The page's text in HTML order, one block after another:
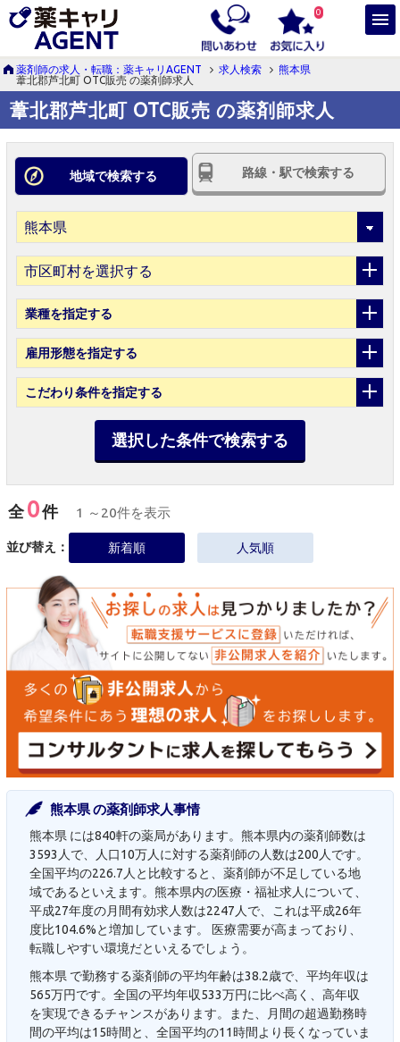
0
薬剤師の求人・転職：薬キャリAGENT 求人検索
熊本県
葦北郡芦北町 OTC販売 の薬剤師求人
葦北郡芦北町 OTC販売 の薬剤師求人
地域で検索する 路線・駅で検索する
市区町村を選択する
業種を指定する
雇用形態を指定する
こだわり条件を指定する
選択した条件で検索する
全0件 1 ～20件を表示
並び替え： 新着順 人気順
熊本県 の薬剤師求人事情
熊本県 には840軒の薬局があります。熊本県内の薬剤師数は
3593人で、人口10万人に対する薬剤師の人数は200人です。
全国平均の226.7人と比較すると、薬剤師が不足している地
域であるといえます。熊本県内の医療・福祉求人について、
平成27年度の月間有効求人数は2247人で、これは平成26年
度比104.6%と増加しています。 医療需要が高まっており、
転職しやすい環境だといえるでしょう。
熊本県 で勤務する薬剤師の平均年齢は38.2歳で、平均年収は
565万円です。全国の平均年収533万円に比べ高く、高年収
を実現できるチャンスがあります。また、月間の超過勤務時
間の平均は15時間と、全国平均の11時間より長くなっていま